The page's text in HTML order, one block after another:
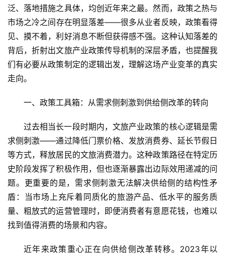
泛、落地措施之具体，均创近年来之最。然而，政策之热与
市场之冷之间存在明显落差——很多从业者反映，政策看得
见、摸不着，利好消息不断但获得感不强。这种认知落差的
背后，折射出文旅产业政策传导机制的深层矛盾，也提醒我
们有必要从政策制定的逻辑出发，理解这场产业变革的真实
走向。
一、政策工具箱：从需求侧刺激到供给侧改革的转向
过去相当长一段时期内，文旅产业政策的核心逻辑是需
求侧刺激——通过降低门票价格、发放消费券、延长节假日
等方式，释放居民的文旅消费潜力。这种政策路径在特定历
史阶段发挥了积极作用，但也逐渐暴露出边际效用递减的问
题。更重要的是，需求侧刺激无法解决供给侧的结构性矛
盾：当市场上充斥着同质化的旅游产品、低水平的服务质
量、粗放式的运营管理时，即便消费者有意愿花钱，也难以
找到值得消费的场景和内容。
近年来政策重心正在向供给侧改革转移。2023年以